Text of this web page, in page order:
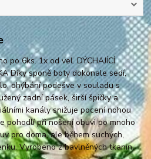
po 6ks. 1x od vel. DÝCHAJÍCÍ
Díky sponě boty dokonale sedí,
ohýbání podešve v souladu s
zadní pásek, širší špičky a
kanály snižuje pocení nohou
pohodlí při nošení obuvi po mnoho
pro doma, ale během suchých,
Vyrobeno z bavlněných tkanin.